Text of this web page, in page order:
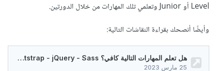
Level أو Junior وتعلمي تلك المهارات من خلال الدورتين.
وأيضًا أنصحك بقراءة النقاشات التالية: